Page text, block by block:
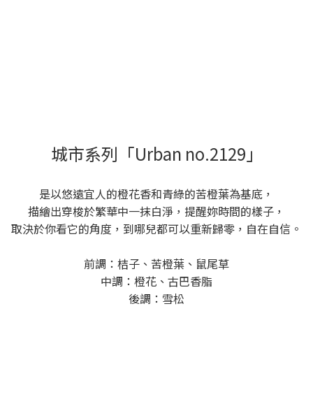
城市系列「Urban no.2129」
是以悠遠宜人的橙花香和青綠的苦橙葉為基底，
描繪出穿梭於繁華中一抹白淨，提醒妳時間的樣子，
取決於你看它的角度，到哪兒都可以重新歸零，自在自信。
前調：桔子、苦橙葉、鼠尾草
中調：橙花、古巴香脂
後調：雪松